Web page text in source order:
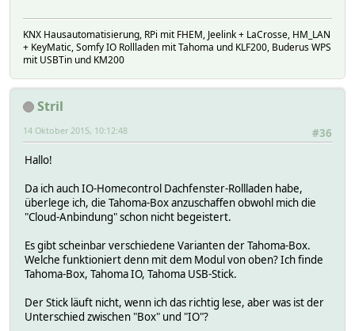
KNX Hausautomatisierung, RPi mit FHEM, Jeelink + LaCrosse, HM_LAN
+ KeyMatic, Somfy IO Rollladen mit Tahoma und KLF200, Buderus WPS
mit USBTin und KM200
Stril
#36
14 Oktober 2015, 10:12:48
Hallo!
Da ich auch IO-Homecontrol Dachfenster-Rollladen habe,
überlege ich, die Tahoma-Box anzuschaffen obwohl mich die
"Cloud-Anbindung" schon nicht begeistert.
Es gibt scheinbar verschiedene Varianten der Tahoma-Box.
Welche funktioniert denn mit dem Modul von oben? Ich finde
Tahoma-Box, Tahoma IO, Tahoma USB-Stick.
Der Stick läuft nicht, wenn ich das richtig lese, aber was ist der
Unterschied zwischen "Box" und "IO"?